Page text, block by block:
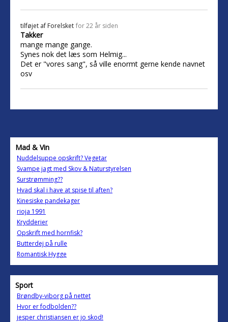
tilføjet af Forelsket for 22 år siden
Takker
mange mange gange.
Synes nok det læs som Helmig...
Det er "vores sang", så ville enormt gerne kende navnet
osv
Mad & Vin
Nuddelsuppe opskrift? Vegetar
Svampe jagt med Skov & Naturstyrelsen
Surstrømming??
Hvad skal i have at spise til aften?
Kinesiske pandekager
rioja 1991
Krydderier
Opskrift med hornfisk?
Butterdej på rulle
Romantisk Hygge
Sport
Brøndby-viborg på nettet
Hvor er fodbolden??
jesper christiansen er jo skod!